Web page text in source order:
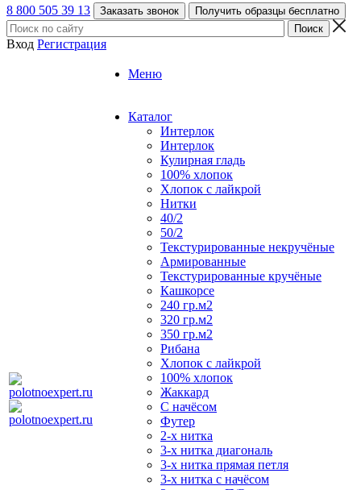
8 800 505 39 13 Заказать звонок Получить образцы бесплатно
Вход Регистрация
Меню
Каталог
Интерлок
Интерлок
Кулирная гладь
100% хлопок
Хлопок с лайкрой
Нитки
40/2
50/2
Текстурированные некручёные
Армированные
Текстурированные кручёные
Кашкорсе
240 гр.м2
320 гр.м2
350 гр.м2
Рибана
Хлопок с лайкрой
100% хлопок
Жаккард
С начёсом
Футер
2-х нитка
3-х нитка диагональ
3-х нитка прямая петля
3-х нитка с начёсом